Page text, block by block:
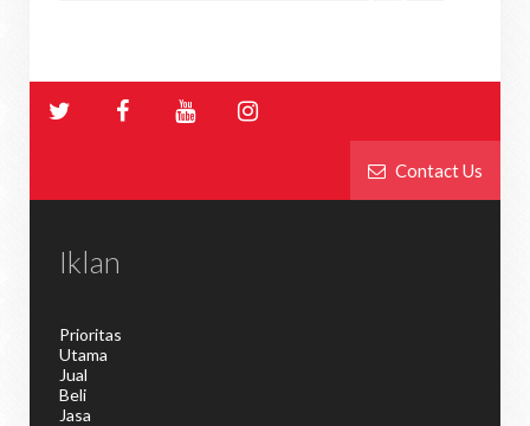
Contact Us
Iklan
Prioritas
Utama
Jual
Beli
Jasa